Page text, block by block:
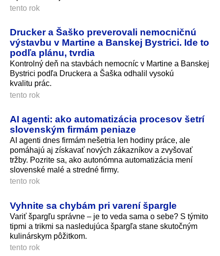
tento rok
Drucker a Šaško preverovali nemocničnú
výstavbu v Martine a Banskej Bystrici. Ide to
podľa plánu, tvrdia
Kontrolný deň na stavbách nemocníc v Martine a Banskej
Bystrici podľa Druckera a Šaška odhalil vysokú
kvalitu prác.
tento rok
AI agenti: ako automatizácia procesov šetrí
slovenským firmám peniaze
AI agenti dnes firmám nešetria len hodiny práce, ale
pomáhajú aj získavať nových zákazníkov a zvyšovať
tržby. Pozrite sa, ako autonómna automatizácia mení
slovenské malé a stredné firmy.
tento rok
Vyhnite sa chybám pri varení špargle
Variť špargľu správne – je to veda sama o sebe? S týmito
tipmi a trikmi sa nasledujúca špargľa stane skutočným
kulinárskym pôžitkom.
tento rok